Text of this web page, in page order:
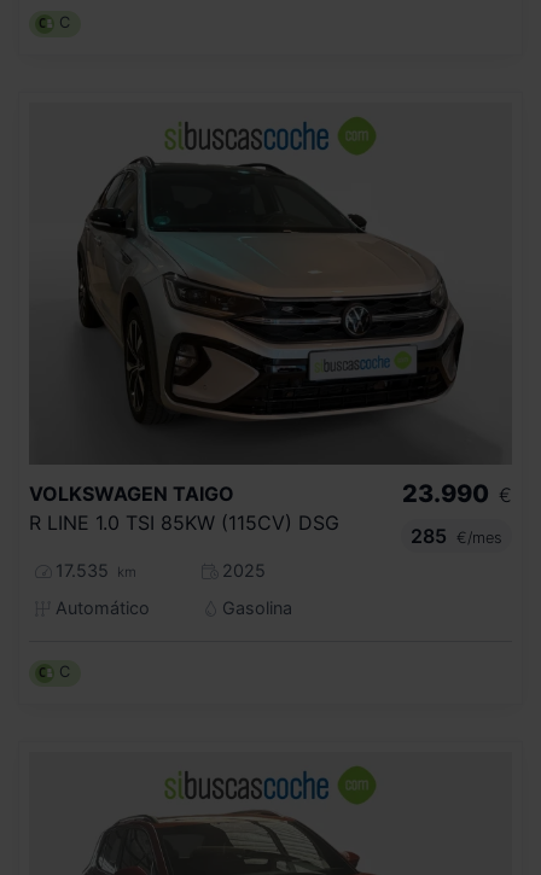
C
VOLKSWAGEN TAIGO
R LINE 1.0 TSI 85KW (115CV) DSG
17.535 km
2025
Automático
Gasolina
23.990 €
285
€/mes
C